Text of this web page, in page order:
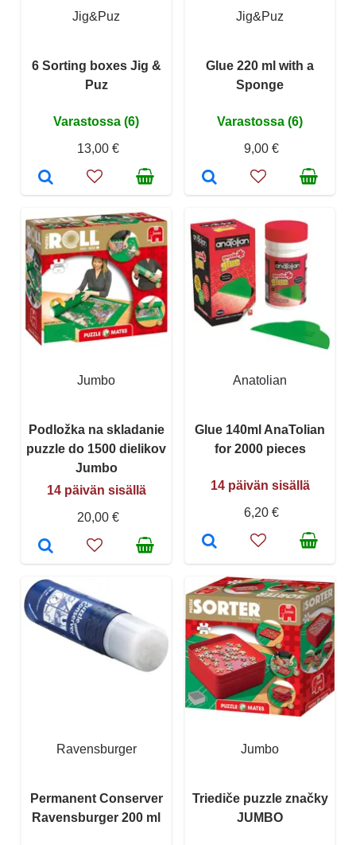
Jig&Puz
6 Sorting boxes Jig &
Puz
Varastossa (6)
13,00 €
Jig&Puz
Glue 220 ml with a
Sponge
Varastossa (6)
9,00 €
Jumbo
Podložka na skladanie
puzzle do 1500 dielikov
Jumbo
14 päivän sisällä
20,00 €
Anatolian
Glue 140ml AnaTolian
for 2000 pieces
14 päivän sisällä
6,20 €
Ravensburger
Permanent Conserver
Ravensburger 200 ml
Jumbo
Triediče puzzle značky
JUMBO